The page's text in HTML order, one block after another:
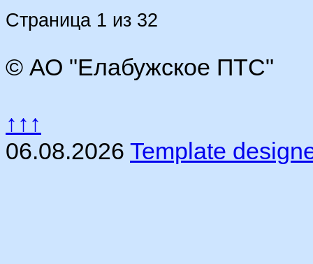
Страница 1 из 32
© АО "Елабужское ПТС"
↑↑↑
06.08.2026 Template